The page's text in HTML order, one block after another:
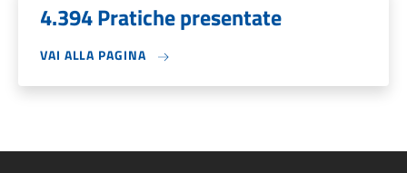
4.394 Pratiche presentate
VAI ALLA PAGINA